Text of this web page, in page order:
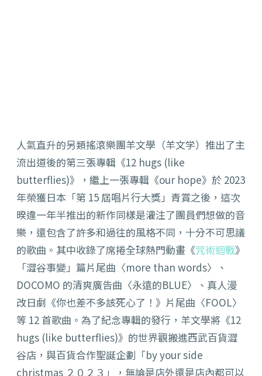
人氣直升的另類搖滾樂團羊文學（羊文学）推出了主
流出道後的第三張專輯《12 hugs (like
butterflies)》，繼上一張專輯《our hope》於 2023
年榮獲日本「第 15 屆唱片行大獎」青賞之後，這次
暌違一年半推出的新作同樣是灌注了團員們想做的音
樂，還包含了許多和過往的風格不同，十分不可思議
的歌曲。其中收錄了席捲全球熱門動畫《咒術迴戰》
「澀谷事變」篇片尾曲〈more than words〉、
DOCOMO 的清爽廣告曲〈永遠的BLUE〉、真人漫
改日劇《你也差不多該死心了！》片尾曲〈FOOL〉
等 12 首歌曲。為了紀念專輯的發行，羊文學將《12
hugs (like butterflies)》的世界觀搬進西武百貨澀
谷店，與百貨合作聖誕企劃「by your side
christmas ２０２３」，無論是店外還是店內都可以